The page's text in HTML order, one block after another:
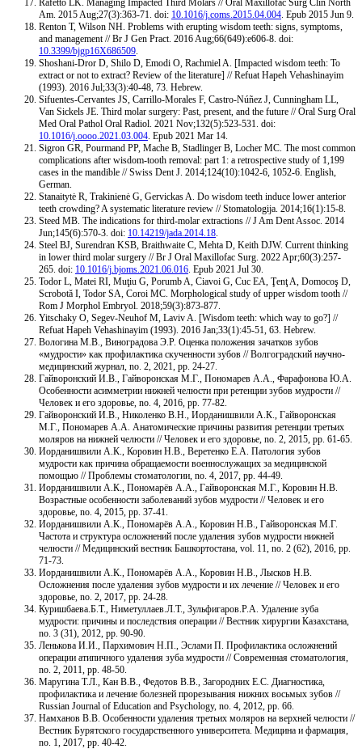
Am. 2015 Aug;27(3):363-71. doi: 10.1016/j.coms.2015.04.004 . Epub 2015 Jun 9.
Renton T, Wilson NH. Problems with erupting wisdom teeth: signs, symptoms,
and management // Br J Gen Pract. 2016 Aug;66(649):e606-8. doi:
10.3399/bjgp16X686509
Shoshani-Dror D, Shilo D, Emodi O, Rachmiel A. [Impacted wisdom teeth: To
extract or not to extract? Review of the literature] // Refuat Hapeh Vehashinayim
(1993). 2016 Jul;33(3):40-48, 73. Hebrew.
Sifuentes-Cervantes JS, Carrillo-Morales F, Castro-Núñez J, Cunningham LL,
Van Sickels JE. Third molar surgery: Past, present, and the future // Oral Surg Oral
Med Oral Pathol Oral Radiol. 2021 Nov;132(5):523-531. doi:
10.1016/j.oooo.2021.03.004 . Epub 2021 Mar 14.
Sigron GR, Pourmand PP, Mache B, Stadlinger B, Locher MC. The most common
complications after wisdom-tooth removal: part 1: a retrospective study of 1,199
cases in the mandible // Swiss Dent J. 2014;124(10):1042-6, 1052-6. English,
German.
Stanaitytė R, Trakinienė G, Gervickas A. Do wisdom teeth induce lower anterior
teeth crowding? A systematic literature review // Stomatologija. 2014;16(1):15-8.
Steed MB. The indications for third-molar extractions // J Am Dent Assoc. 2014
Jun;145(6):570-3. doi: 10.14219/jada.2014.18
Steel BJ, Surendran KSB, Braithwaite C, Mehta D, Keith DJW. Current thinking
in lower third molar surgery // Br J Oral Maxillofac Surg. 2022 Apr;60(3):257-
265. doi: 10.1016/j.bjoms.2021.06.016 . Epub 2021 Jul 30.
Todor L, Matei RI, Muţiu G, Porumb A, Ciavoi G, Cuc EA, Ţenţ A, Domocoş D,
Scrobotă I, Todor SA, Coroi MC. Morphological study of upper wisdom tooth //
Rom J Morphol Embryol. 2018;59(3):873-877.
Yitschaky O, Segev-Neuhof M, Laviv A. [Wisdom teeth: which way to go?] //
Refuat Hapeh Vehashinayim (1993). 2016 Jan;33(1):45-51, 63. Hebrew.
Вологина М.В., Виноградова Э.Р. Оценка положения зачатков зубов
«мудрости» как профилактика скученности зубов // Волгоградский научно-
медицинский журнал, no. 2, 2021, pp. 24-27.
Гайворонский И.В., Гайворонская М.Г., Пономарев А.А., Фарафонова Ю.А.
Особенности асимметрии нижней челюсти при ретенции зубов мудрости //
Человек и его здоровье, no. 4, 2016, pp. 77-82.
Гайворонский И.В., Николенко В.Н., Иорданишвили А.К., Гайворонская
М.Г., Пономарев А.А. Анатомические причины развития ретенции третьих
моляров на нижней челюсти // Человек и его здоровье, no. 2, 2015, pp. 61-65.
Иорданишвили А.К., Коровин Н.В., Веретенко Е.А. Патология зубов
мудрости как причина обращаемости военнослужащих за медицинской
помощью // Проблемы стоматологии, no. 4, 2017, pp. 44-49.
Иорданишвили А.К., Пономарёв А.А., Гайворонская М.Г., Коровин Н.В.
Возрастные особенности заболеваний зубов мудрости // Человек и его
здоровье, no. 4, 2015, pp. 37-41.
Иорданишвили А.К., Пономарёв А.А., Коровин Н.В., Гайворонская М.Г.
Частота и структура осложнений после удаления зубов мудрости нижней
челюсти // Медицинский вестник Башкортостана, vol. 11, no. 2 (62), 2016, pp.
71-73.
Иорданишвили А.К., Пономарёв А.А., Коровин Н.В., Лысков Н.В.
Осложнения после удаления зубов мудрости и их лечение // Человек и его
здоровье, no. 2, 2017, pp. 24-28.
Куришбаева.Б.Т., Ниметуллаев.Л.Т., Зульфигаров.Р.А. Удаление зуба
мудрости: причины и последствия операции // Вестник хирургии Казахстана,
no. 3 (31), 2012, pp. 90-90.
Ленькова И.И., Пархимович Н.П., Эслами П. Профилактика осложнений
операции атипичного удаления зуба мудрости // Современная стоматология,
no. 2, 2011, pp. 48-50.
Маругина Т.Л., Кан В.В., Федотов В.В., Загородних Е.С. Диагностика,
профилактика и лечение болезней прорезывания нижних восьмых зубов //
Russian Journal of Education and Psychology, no. 4, 2012, pp. 66.
Намханов В.В. Особенности удаления третьих моляров на верхней челюсти //
Вестник Бурятского государственного университета. Медицина и фармация,
no. 1, 2017, pp. 40-42.